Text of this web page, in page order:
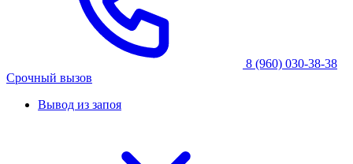
8 (960) 030-38-38
Срочный вызов
Вывод из запоя